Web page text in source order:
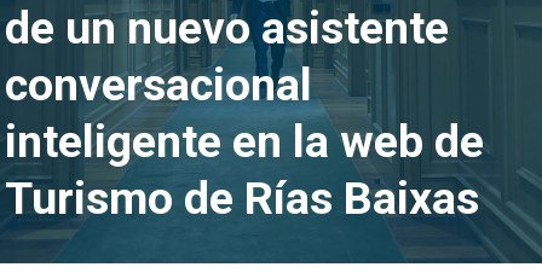
de un nuevo asistente
conversacional
inteligente en la web de
Turismo de Rías Baixas